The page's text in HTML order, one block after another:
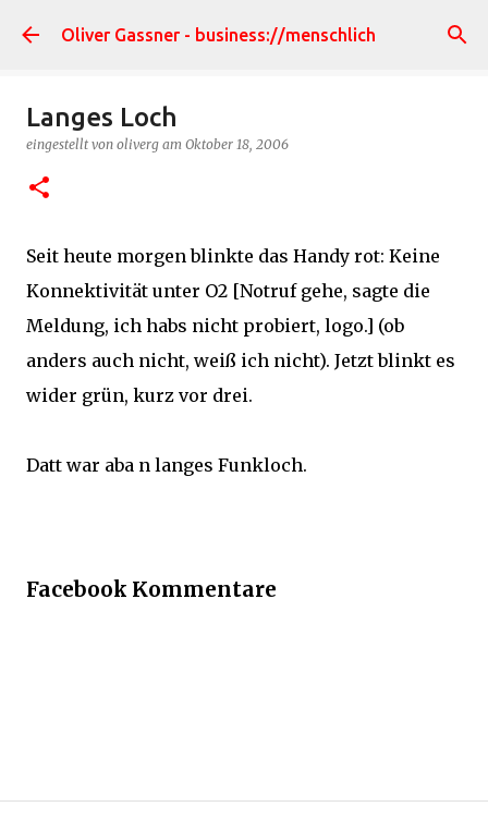
Direkt zum Hauptbereich
Oliver Gassner - business://menschlich
Langes Loch
eingestellt von oliverg am Oktober 18, 2006
Seit heute morgen blinkte das Handy rot: Keine
Konnektivität unter O2 [Notruf gehe, sagte die
Meldung, ich habs nicht probiert, logo.] (ob
anders auch nicht, weiß ich nicht). Jetzt blinkt es
wider grün, kurz vor drei.
Datt war aba n langes Funkloch.
Facebook Kommentare